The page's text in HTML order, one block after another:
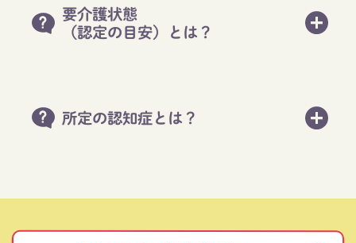
要介護状態
（認定の目安）とは？
所定の認知症とは？